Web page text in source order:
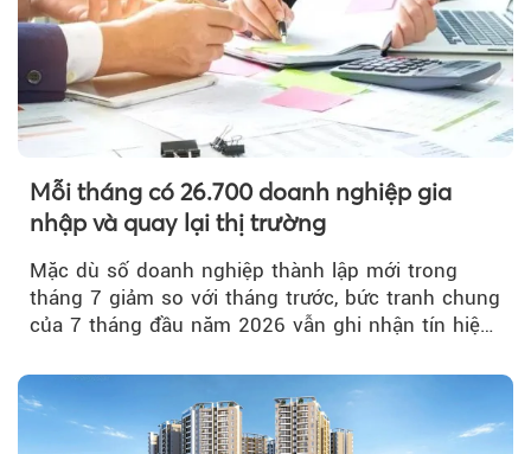
Mỗi tháng có 26.700 doanh nghiệp gia
nhập và quay lại thị trường
Mặc dù số doanh nghiệp thành lập mới trong
tháng 7 giảm so với tháng trước, bức tranh chung
của 7 tháng đầu năm 2026 vẫn ghi nhận tín hiệu